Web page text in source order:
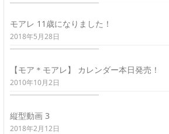
モアレ 11歳になりました！
2018年5月28日
【モア＊モアレ】 カレンダー本日発売！
2010年10月2日
縦型動画 3
2018年2月12日